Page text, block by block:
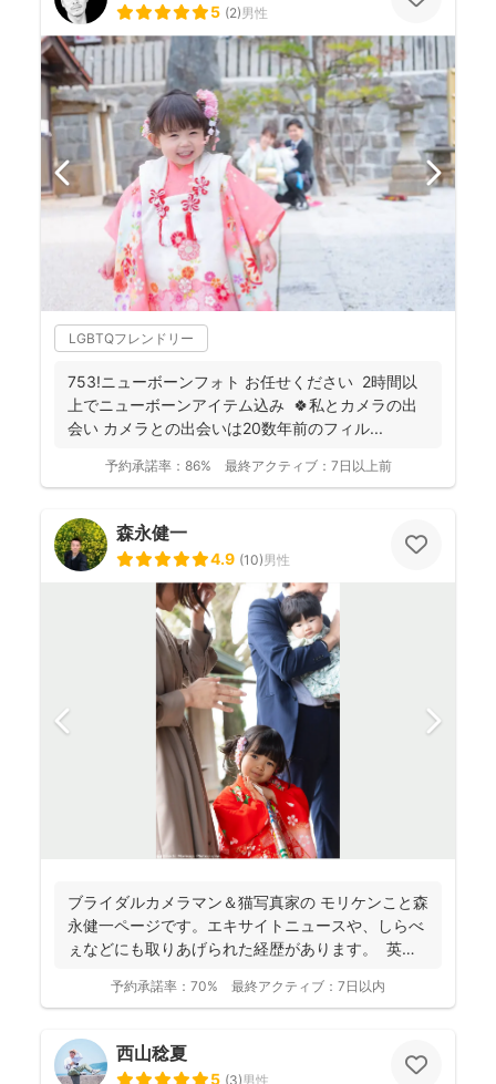
5 (2)男性
LGBTQフレンドリー
753!ニューボーンフォト お任せください 2時間以
上でニューボーンアイテム込み 🍀私とカメラの出
会い カメラとの出会いは20数年前のフィル...
予約承諾率： 86% 最終アクティブ： 7日以上前
森永健一
4.9 (10)男性
ブライダルカメラマン＆猫写真家の​ モリケンこと森
永健一ページです。エキサイトニュースや、しらべ
ぇなどにも取りあげられた経歴があります。 英語
予約承諾率： 70% 最終アクティブ： 7日以内
西山稔夏
5 (3)男性